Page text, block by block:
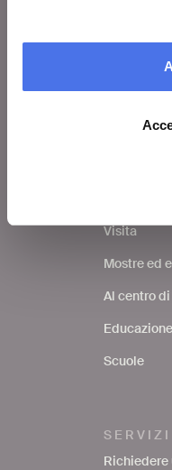
Visita
Mostre ed
Al centro
Educazione
Scuole
Richiedere